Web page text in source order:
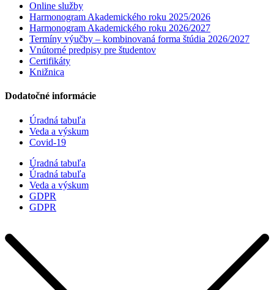
Online služby
Harmonogram Akademického roku 2025/2026
Harmonogram Akademického roku 2026/2027
Termíny výučby – kombinovaná forma štúdia 2026/2027
Vnútorné predpisy pre študentov
Certifikáty
Knižnica
Dodatočné informácie
Úradná tabuľa
Veda a výskum
Covid-19
Úradná tabuľa
Úradná tabuľa
Veda a výskum
GDPR
GDPR